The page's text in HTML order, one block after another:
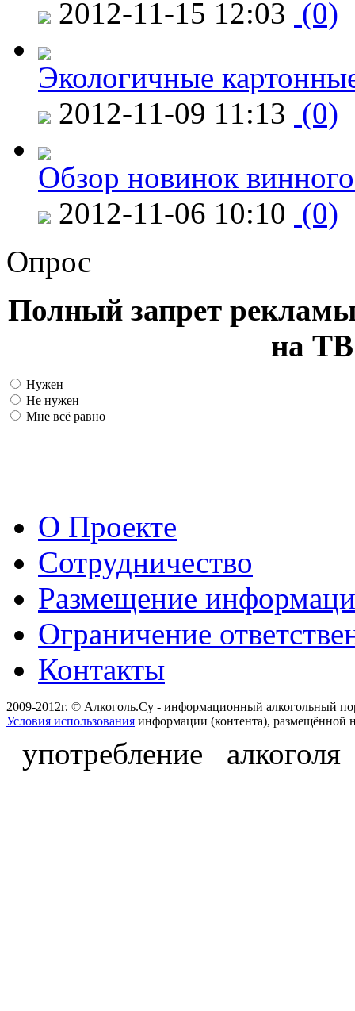
2012-11-15 12:03 (0)
Экологичные
2012-11-09 11:13 (0)
Обзор новинок
2012-11-06 10:10 (0)
Опрос
Полный запрет
на ТВ
Нужен
Не нужен
Мне всё равно
О Проекте
Сотрудничество
Размещение
Ограничение
Контакты
2009-2012г. © Алкоголь.Су - информационный алкогольный
Условия использования информации (контента), размещённой
употребление